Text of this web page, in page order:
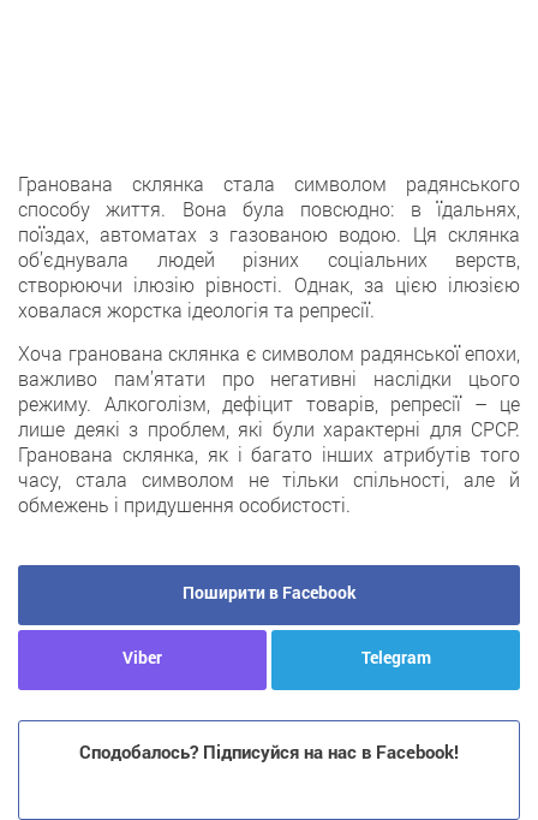
Гранована склянка стала символом радянського
способу життя. Вона була повсюдно: в їдальнях,
поїздах, автоматах з газованою водою. Ця склянка
об’єднувала людей різних соціальних верств,
створюючи ілюзію рівності. Однак, за цією ілюзією
ховалася жорстка ідеологія та репресії.
Хоча гранована склянка є символом радянської епохи,
важливо пам’ятати про негативні наслідки цього
режиму. Алкоголізм, дефіцит товарів, репресії – це
лише деякі з проблем, які були характерні для СРСР.
Гранована склянка, як і багато інших атрибутів того
часу, стала символом не тільки спільності, але й
обмежень і придушення особистості.
Поширити в Facebook
Viber Telegram
Сподобалось? Підписуйся на нас в Facebook!